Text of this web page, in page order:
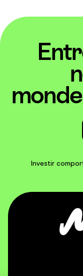
Investir